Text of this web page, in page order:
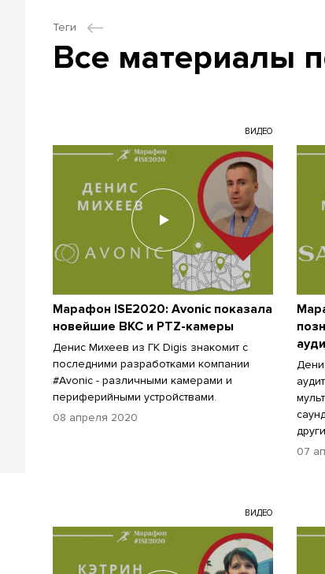
Теги
Все материалы
ВИДЕО
Марафон ISE2020: Avonic показала
новейшие ВКС и PTZ-камеры
Денис Михеев из ГК Digis знакомит с
последними разработками компании
#Avonic - различными камерами и
периферийными устройствами.
08 апреля 2020
07
ВИДЕО